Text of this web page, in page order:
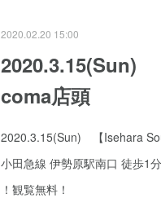
2020.02.20 15:00
2020.3.15(Sun)
coma店頭
2020.3.15(Sun) 【Isehara
小田急線 伊勢原駅南口 徒歩
！観覧無料！